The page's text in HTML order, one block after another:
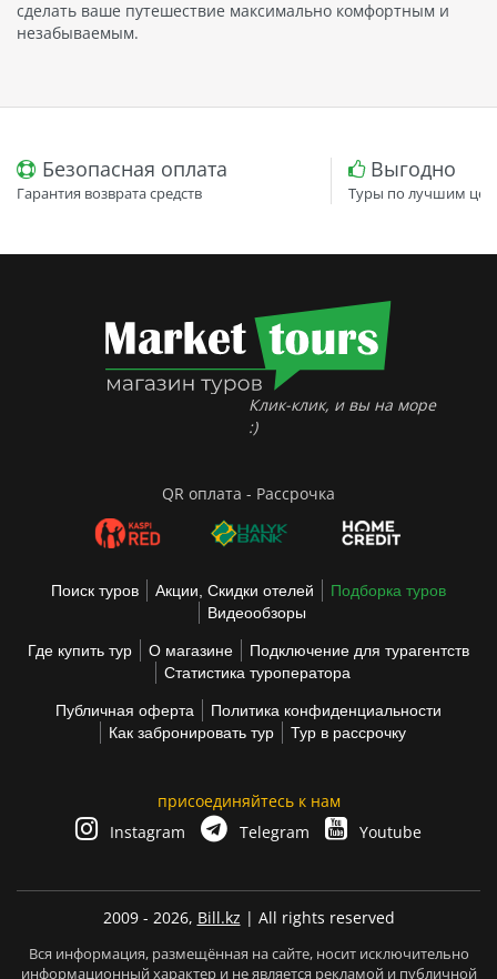
сделать ваше путешествие максимально комфортным и
незабываемым.
Безопасная оплата
Гарантия возврата средств
Выгодно
Туры по лучшим
Клик-клик, и вы на море
:)
QR оплата - Рассрочка
Поиск туров Акции, Скидки отелей
Подборка туров
Видеообзоры
Где купить тур О магазине
Подключение для турагентств
Статистика туроператора
Публичная оферта
Политика конфиденциальности
Как забронировать тур
Тур в рассрочку
присоединяйтесь к нам
Instagram
Telegram Youtube
2009 - 2026, Bill.kz | All rights reserved
Вся информация, размещённая на сайте, носит исключительно
информационный характер и не является рекламой и публичной